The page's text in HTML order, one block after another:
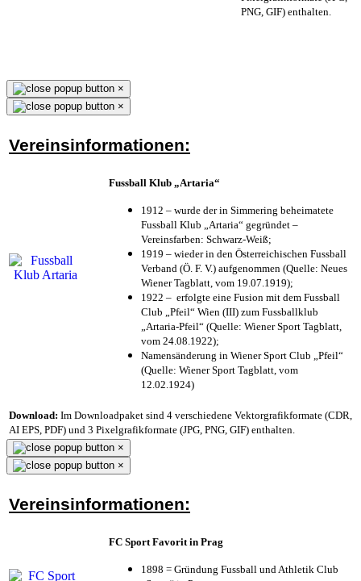
PNG, GIF) enthalten.
×
×
Vereinsinformationen:
Fussball Klub „Artaria“
1912 – wurde der in Simmering beheimatete
Fussball Klub „Artaria“ gegründet –
Vereinsfarben: Schwarz-Weiß;
1919 – wieder in den Österreichischen Fussball
Verband (Ö. F. V.) aufgenommen (Quelle: Neues
Wiener Tagblatt, vom 19.07.1919);
1922 – erfolgte eine Fusion mit dem Fussball
Club „Pfeil“ Wien (III) zum Fussballklub
„Artaria-Pfeil“ (Quelle: Wiener Sport Tagblatt,
vom 24.08.1922);
Namensänderung in Wiener Sport Club „Pfeil“
(Quelle: Wiener Sport Tagblatt, vom
12.02.1924)
Download: Im Downloadpaket sind 4 verschiedene Vektorgrafikformate (CDR,
AI EPS, PDF) und 3 Pixelgrafikformate (JPG, PNG, GIF) enthalten.
×
×
Vereinsinformationen:
FC Sport Favorit in Prag
1898 = Gründung Fussball und Athletik Club